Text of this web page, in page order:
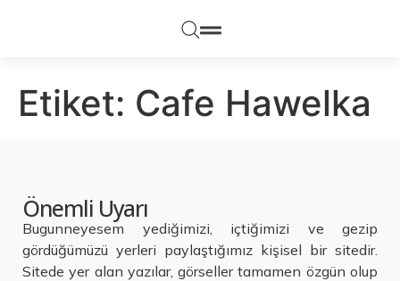
Etiket: Cafe Hawelka
Önemli Uyarı
Bugunneyesem yediğimizi, içtiğimizi ve gezip
gördüğümüzü yerleri paylaştığımız kişisel bir sitedir.
Sitede yer alan yazılar, görseller tamamen özgün olup